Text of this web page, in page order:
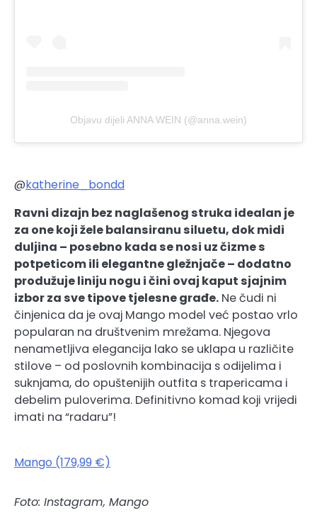
Objavu dijeli ANNA WEIN (@anna.wein)
@katherine_bondd
Ravni dizajn bez naglašenog struka idealan je
za one koji žele balansiranu siluetu, dok midi
duljina – posebno kada se nosi uz čizme s
potpeticom ili elegantne gležnjače – dodatno
produžuje liniju nogu i čini ovaj kaput sjajnim
izbor za sve tipove tjelesne građe. Ne čudi ni
činjenica da je ovaj Mango model već postao vrlo
popularan na društvenim mrežama. Njegova
nenametljiva elegancija lako se uklapa u različite
stilove – od poslovnih kombinacija s odijelima i
suknjama, do opuštenijih outfita s trapericama i
debelim puloverima. Definitivno komad koji vrijedi
imati na “radaru”!
Mango (179,99 €)
Foto: Instagram, Mango